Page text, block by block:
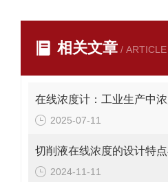
相关文章 / ARTICLE
2025-07-11
2024-11-11